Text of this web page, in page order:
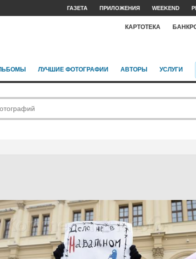
ГАЗЕТА ПРИЛОЖЕНИЯ WEEKEND
КАРТОТЕКА
ЛУЧШИЕ ФОТОГРАФИИ АВТОРЫ УСЛУГИ